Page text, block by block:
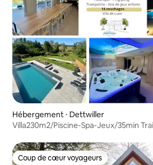
Hébergement ⋅ Dettwiller
Villa230m2/Piscine-Spa-Jeux/35min
Coup de cœur voyageurs
Coup de cœur voyageurs